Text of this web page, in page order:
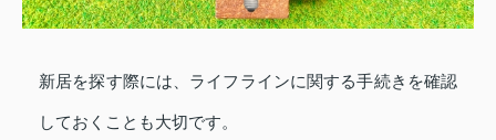
新居を探す際には、ライフラインに関する手続きを確認
しておくことも大切です。